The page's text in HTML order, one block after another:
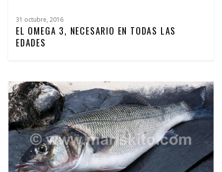
31 octubre, 2016
EL OMEGA 3, NECESARIO EN TODAS LAS
EDADES